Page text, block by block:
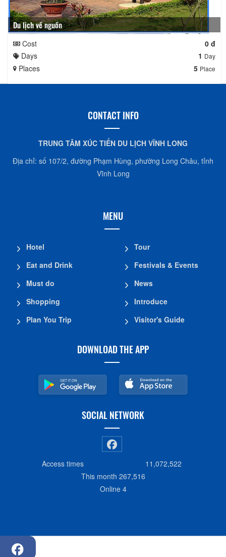
Du lịch về nguồn
Cost
0 đ
Days
1 Day
Places 5 Place
CONTACT INFO
TRUNG TÂM XÚC TIẾN DU LỊCH VĨNH LONG
Địa chỉ: số 107/2, đường Phạm Hùng, phường Long Châu, tỉnh
Vĩnh Long
MENU
Hotel
Eat and Drink
Must do
Shopping
Plan You Trip
Tour
Festivals & Events
News
Introduce
Visitor's Guide
DOWNLOAD THE APP
SOCIAL NETWORK
Access times
11,072,522
This month 267,516
Online 4